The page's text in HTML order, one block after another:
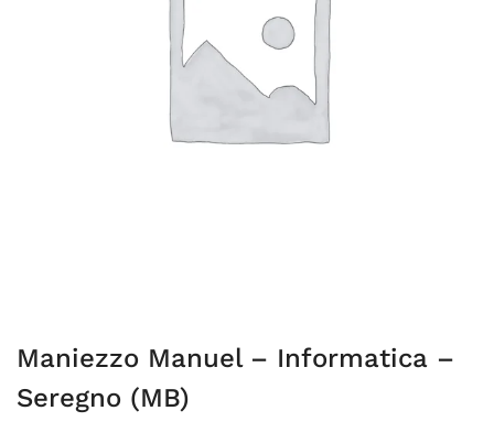
Maniezzo Manuel – Informatica –
Seregno (MB)